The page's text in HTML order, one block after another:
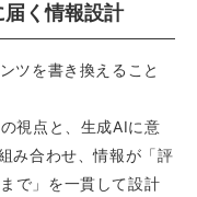
く情報設計
ツを書き換えること
視点と、生成AIに意
み合わせ、情報が「評
で」を一貫して設計